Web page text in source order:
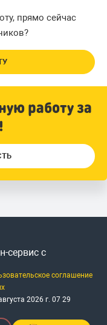
прямо сейчас
работу за
сервис с
соглашение
2026 г. 07 29